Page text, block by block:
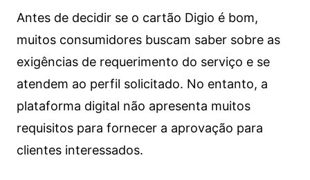
Antes de decidir se o cartão Digio é bom,
muitos consumidores buscam saber sobre as
exigências de requerimento do serviço e se
atendem ao perfil solicitado. No entanto, a
plataforma digital não apresenta muitos
requisitos para fornecer a aprovação para
clientes interessados.